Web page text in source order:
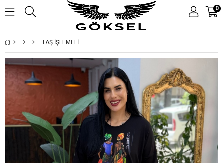
0
TAŞ İŞLEMELİ KADIN TEMALI BÜYÜK BEDEN TAKIM